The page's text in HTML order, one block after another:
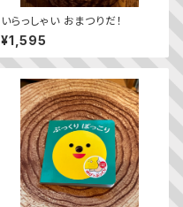
いらっしゃい おまつりだ！
¥1,595